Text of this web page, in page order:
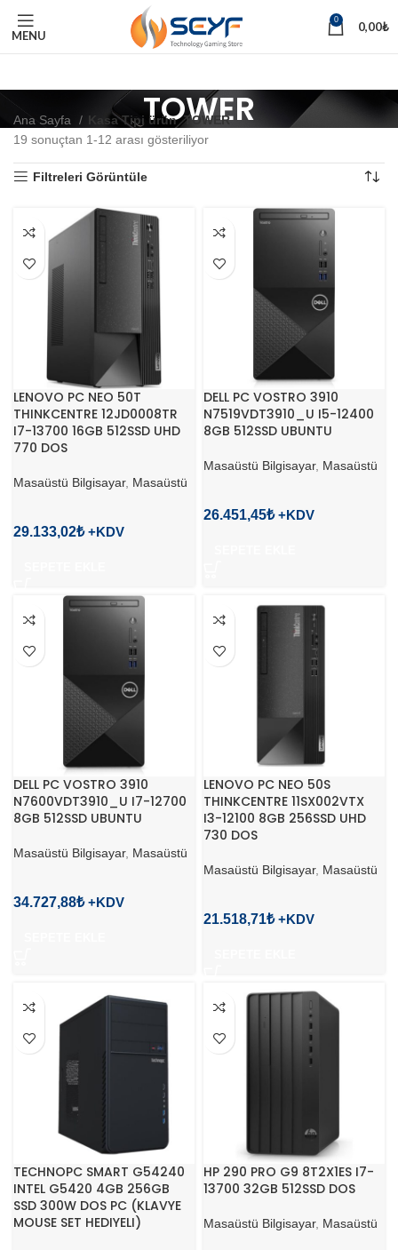
MENU
0 0,00₺
TOWER
Ana Sayfa Kasa Tipi ürün TOWER
19 sonuçtan 1-12 arası gösteriliyor
Filtreleri Görüntüle
LENOVO PC NEO 50T
THINKCENTRE 12JD0008TR
I7-13700 16GB 512SSD UHD
770 DOS
Masaüstü Bilgisayar, Masaüstü
29.133,02₺
DELL PC VOSTRO 3910
N7519VDT3910_U I5-12400
8GB 512SSD UBUNTU
Masaüstü Bilgisayar, Masaüstü
26.451,45₺
DELL PC VOSTRO 3910
N7600VDT3910_U I7-12700
8GB 512SSD UBUNTU
Masaüstü Bilgisayar, Masaüstü
34.727,88₺
LENOVO PC NEO 50S
THINKCENTRE 11SX002VTX
I3-12100 8GB 256SSD UHD
730 DOS
Masaüstü Bilgisayar, Masaüstü
21.518,71₺
TECHNOPC SMART G54240
INTEL G5420 4GB 256GB
SSD 300W DOS PC (KLAVYE
MOUSE SET HEDIYELI)
HP 290 PRO G9 8T2X1ES I7-
13700 32GB 512SSD DOS
Masaüstü Bilgisayar, Masaüstü